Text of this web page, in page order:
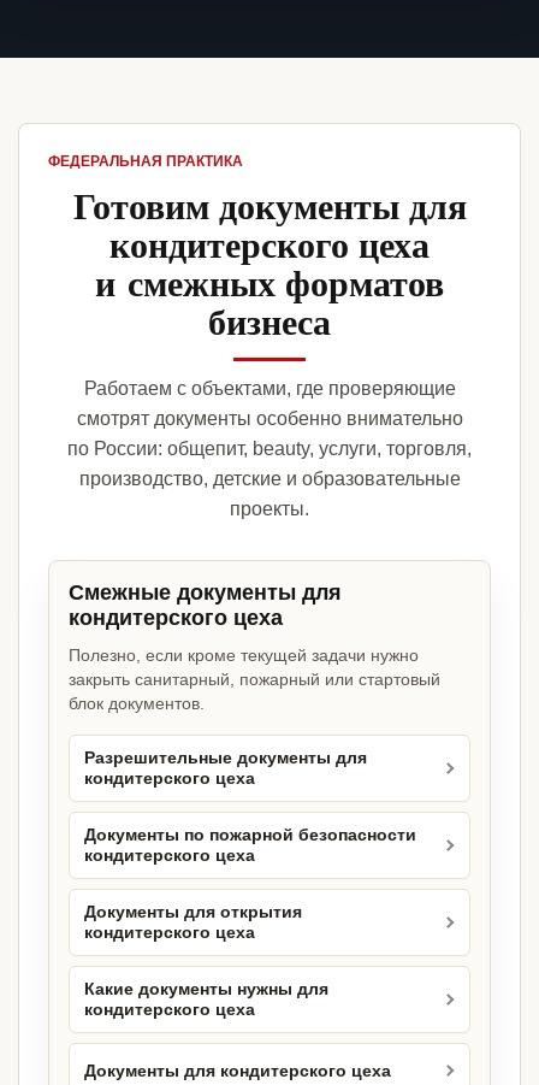
ФЕДЕРАЛЬНАЯ ПРАКТИКА
Готовим документы для
кондитерского цеха
и смежных форматов
бизнеса
Работаем с объектами, где проверяющие
смотрят документы особенно внимательно
по России: общепит, beauty, услуги, торговля,
производство, детские и образовательные
проекты.
Смежные документы для
кондитерского цеха
Полезно, если кроме текущей задачи нужно
закрыть санитарный, пожарный или стартовый
блок документов.
Разрешительные документы для
кондитерского цеха
Документы по пожарной безопасности
кондитерского цеха
Документы для открытия
кондитерского цеха
Какие документы нужны для
кондитерского цеха
Документы для кондитерского цеха